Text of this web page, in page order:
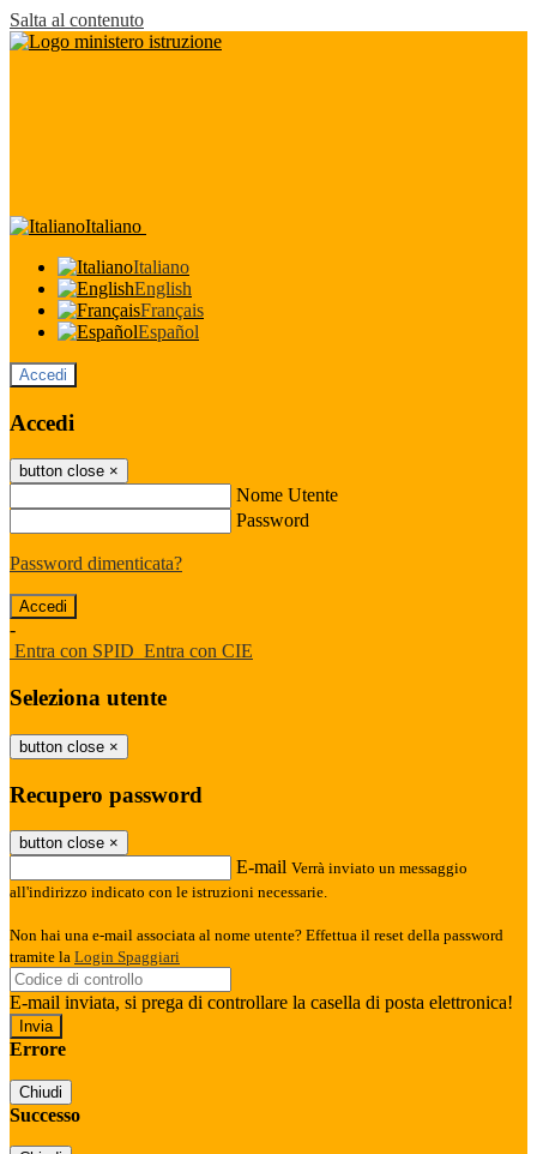
Salta al contenuto
Italiano
Italiano
English
Français
Español
Accedi
Accedi
button close ×
Nome Utente
Password
Password dimenticata?
-
Entra con SPID Entra con CIE
Seleziona utente
button close ×
Recupero password
button close ×
E-mail Verrà inviato un messaggio
all'indirizzo indicato con le istruzioni necessarie.
Non hai una e-mail associata al nome utente? Effettua il reset della password
tramite la Login Spaggiari
E-mail inviata, si prega di controllare la casella di posta elettronica!
Errore
Chiudi
Successo